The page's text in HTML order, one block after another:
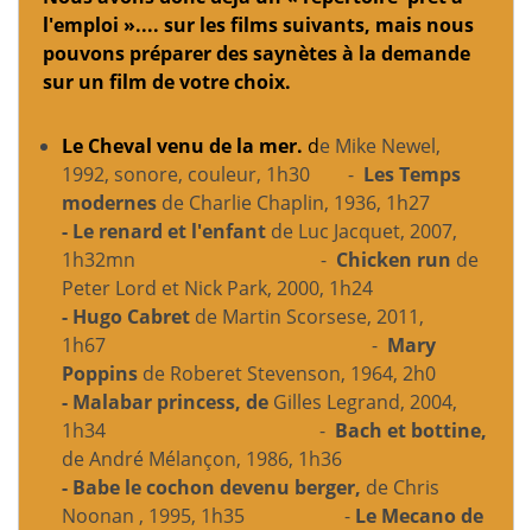
l'emploi ».... sur les films suivants, mais nous
pouvons préparer des saynètes à la demande
sur un film de votre choix.
Le Cheval venu de la mer. de Mike Newel,
1992, sonore, couleur, 1h30 - Les Temps
modernes de Charlie Chaplin, 1936, 1h27
- Le renard et l'enfant de Luc Jacquet, 2007,
1h32mn - Chicken run de
Peter Lord et Nick Park, 2000, 1h24
- Hugo Cabret de Martin Scorsese, 2011,
1h67 - Mary
Poppins de Roberet Stevenson, 1964, 2h0
- Malabar princess, de Gilles Legrand, 2004,
1h34 - Bach et bottine,
de André Mélançon, 1986, 1h36
- Babe le cochon devenu berger, de Chris
Noonan , 1995, 1h35 - Le Mecano de